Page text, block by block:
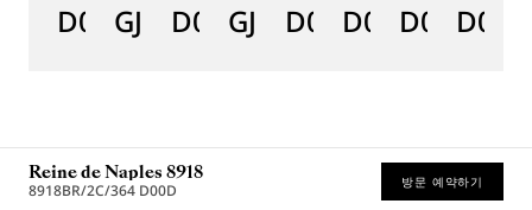
D0
GJ29BH89254DD5J4
D0
GJE25BH20.8985DB
D0
D0
D0
D000
Reine de Naples 8918
8918BR/2C/364 D00D 방문 예약하기